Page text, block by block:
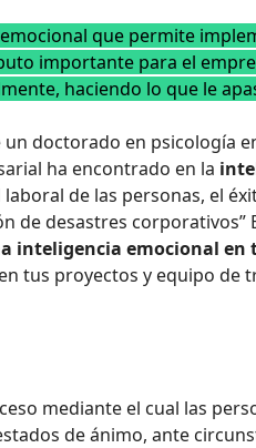
que permite
importante para el
haciendo lo que le
un doctorado en psicología
ha encontrado en la
de las personas, el
de desastres
inteligencia emocional en
tus proyectos y equipo de
mediante el cual las
de ánimo, ante